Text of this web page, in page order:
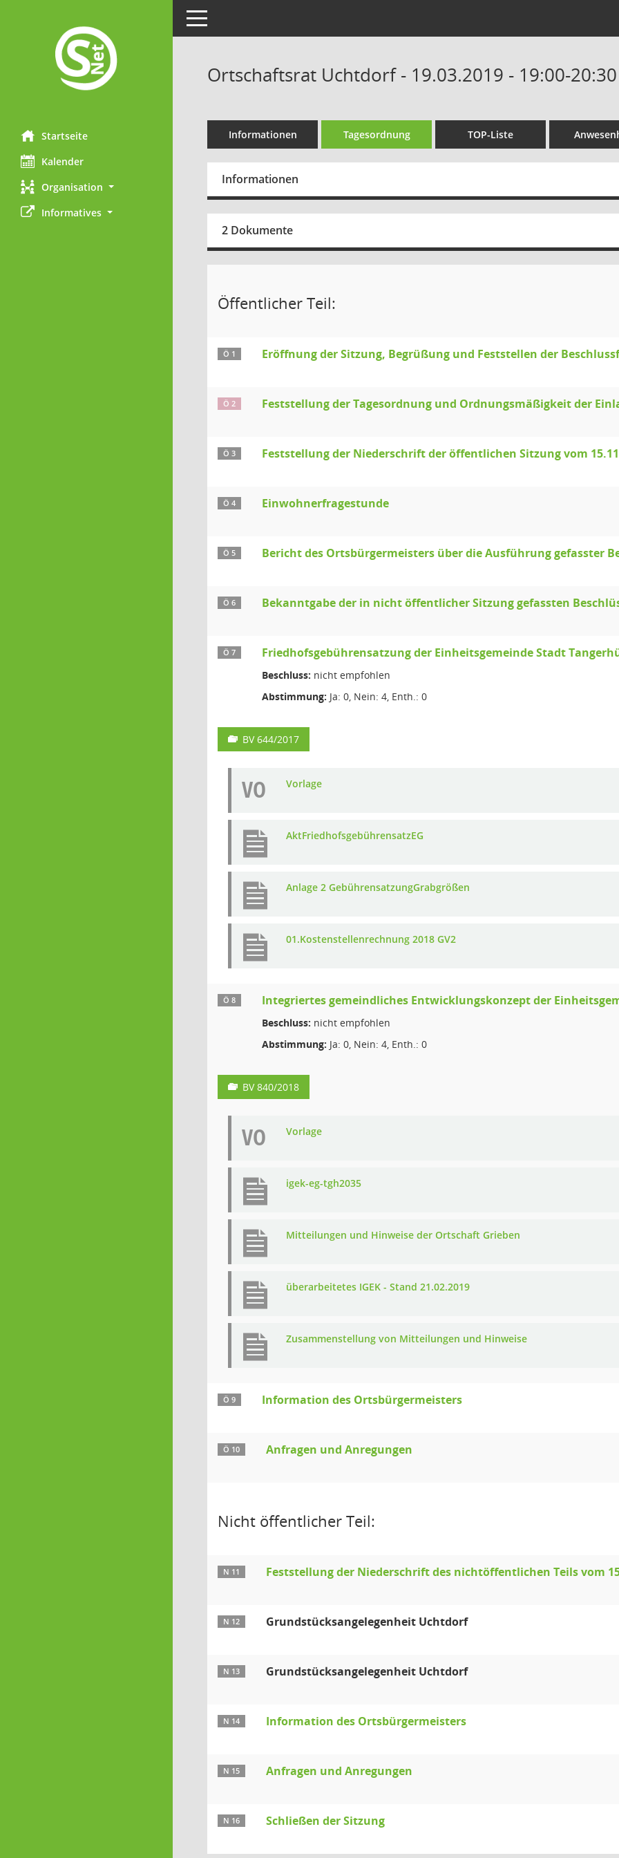
Startseite
Kalender
Organisation
Informatives
Toggle navigation
Ortschaftsrat Uchtdorf - 19.03.2019 - 19:00-
Informationen Tagesordnung TOP-Liste
Informationen
2 Dokumente
Öffentlicher Teil:
Ö 1 Eröffnung der Sitzung, Begrüßung und Feststellen der
Ö 2 Feststellung der Tagesordnung und Ordnungsmäßigkeit der
Ö 3 Feststellung der Niederschrift der öffentlichen Sitzung vom
Ö 4 Einwohnerfragestunde
Ö 5 Bericht des Ortsbürgermeisters über die Ausführung gefasster
Ö 6 Bekanntgabe der in nicht öffentlicher Sitzung gefassten
Ö 7 Friedhofsgebührensatzung der Einheitsgemeinde Stadt
Beschluss: nicht empfohlen
Abstimmung: Ja: 0, Nein: 4, Enth.: 0
BV 644/2017
VO Vorlage
AktFriedhofsgebührensatzEG
Anlage 2 GebührensatzungGrabgrößen
01.Kostenstellenrechnung 2018 GV2
Ö 8 Integriertes gemeindliches Entwicklungskonzept der
Beschluss: nicht empfohlen
Abstimmung: Ja: 0, Nein: 4, Enth.: 0
BV 840/2018
VO Vorlage
igek-eg-tgh2035
Mitteilungen und Hinweise der Ortschaft Grieben
überarbeitetes IGEK - Stand 21.02.2019
Zusammenstellung von Mitteilungen und Hinweise
Ö 9 Information des Ortsbürgermeisters
Ö 10 Anfragen und Anregungen
Nicht öffentlicher Teil:
N 11 Feststellung der Niederschrift des nichtöffentlichen Teils vom
N 12 Grundstücksangelegenheit Uchtdorf
N 13 Grundstücksangelegenheit Uchtdorf
N 14 Information des Ortsbürgermeisters
N 15 Anfragen und Anregungen
N 16 Schließen der Sitzung